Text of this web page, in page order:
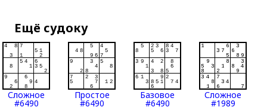
Ещё судоку
Сложное
#6490
Простое
#6490
Базовое
#6490
Сложное
#1989